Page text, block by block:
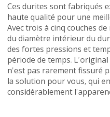
Ces durites sont fabriqués
haute qualité pour une
Avec trois à cinq couches
du diamètre intérieur du
des fortes pressions et
période de temps.
n'est pas rarement fissuré
la solution pour vous, qui
considérablement